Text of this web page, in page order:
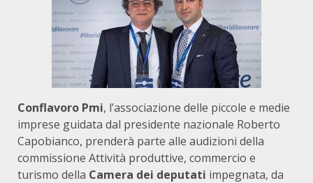
Conflavoro Pmi, l’associazione delle piccole e medie
imprese guidata dal presidente nazionale Roberto
Capobianco, prenderà parte alle audizioni della
commissione Attività produttive, commercio e
turismo della Camera dei deputati impegnata, da